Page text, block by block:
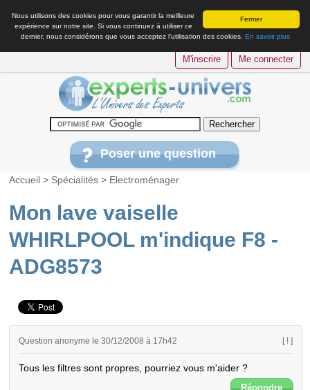
Fermer
Nous utilisons des cookies pour vous garantir la meilleure
expérience sur notre site. Si vous continuez à utiliser ce
dernier, nous considérons que vous acceptez l’utilisation des cookies. En savoir plus
M'inscrire Me connecter
Poser une question
Accueil > Spécialités > Electroménager
Mon lave vaiselle
WHIRLPOOL m'indique F8 -
ADG8573
Question anonyme le 30/12/2008 à 17h42 [ ! ]
Tous les filtres sont propres, pourriez vous m'aider ?
Répondre